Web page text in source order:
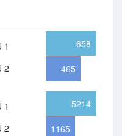
1
2
658
465
1
2
5214
1165